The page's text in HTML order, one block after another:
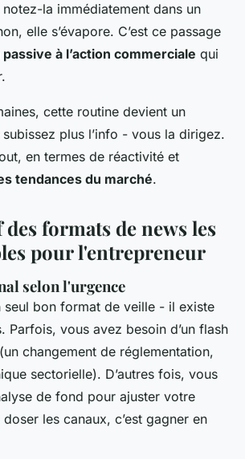
la immédiatement dans un
elle s’évapore. C’est ce passage
à l’action commerciale qui
cette routine devient un
plus l’info - vous la dirigez.
en termes de réactivité et
tendances du marché.
formats de news les
pour l'entrepreneur
selon l'urgence
seul bon format de veille - il existe
Parfois, vous avez besoin d’un flash
changement de réglementation,
sectorielle). D’autres fois, vous
de fond pour ajuster votre
les canaux, c’est gagner en